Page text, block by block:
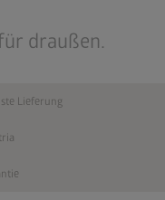
draußen.
Lieferung